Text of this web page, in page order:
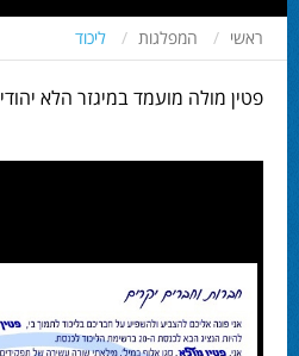
ראשי המפלגות ליכוד
פטין מולה מועמד במיגזר הלא יהודי